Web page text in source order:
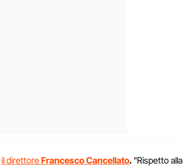
il direttoreFrancesco Cancellato. "Rispetto alla